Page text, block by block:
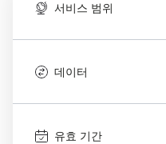
서비스 범위
데이터
유효 기간